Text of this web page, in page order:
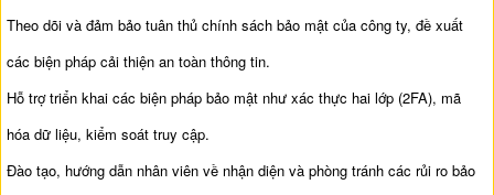
Theo dõi và đảm bảo tuân thủ chính sách bảo mật của công ty, đề xuất
các biện pháp cải thiện an toàn thông tin.
Hỗ trợ triển khai các biện pháp bảo mật như xác thực hai lớp (2FA), mã
hóa dữ liệu, kiểm soát truy cập.
Đào tạo, hướng dẫn nhân viên về nhận diện và phòng tránh các rủi ro bảo